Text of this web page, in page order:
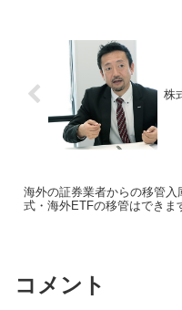
株
海外の証券業者からの移管入
式・海外ETFの移管はできま
コメント